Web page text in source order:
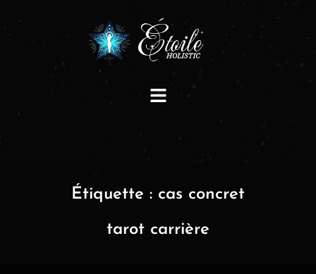
Étiquette : cas concret
tarot carrière